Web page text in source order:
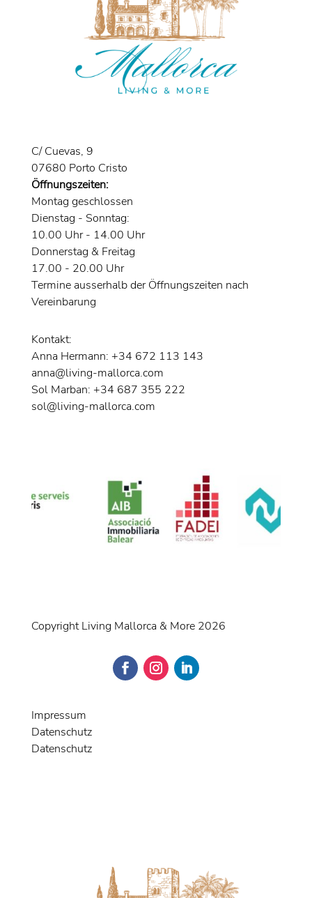
C/ Cuevas, 9
07680 Porto Cristo
Öffnungszeiten:
Montag geschlossen
Dienstag - Sonntag:
10.00 Uhr - 14.00 Uhr
Donnerstag & Freitag
17.00 - 20.00 Uhr
Termine ausserhalb der Öffnungszeiten nach
Vereinbarung
Kontakt:
Anna Hermann: +34 672 113 143
anna@living-mallorca.com
Sol Marban: +34 687 355 222
sol@living-mallorca.com
Copyright Living Mallorca & More 2026
Impressum
Datenschutz
Datenschutz